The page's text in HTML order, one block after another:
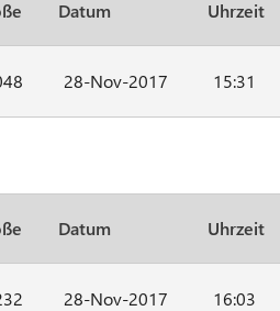
Datum Uhrzeit
28-Nov-2017 15:31
Datum Uhrzeit
28-Nov-2017 16:03